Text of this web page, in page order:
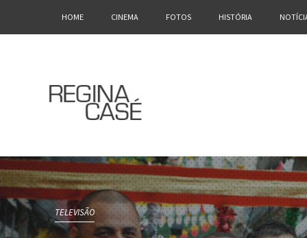
HOME CINEMA FOTOS HISTÓRIA
TELEVISÃO